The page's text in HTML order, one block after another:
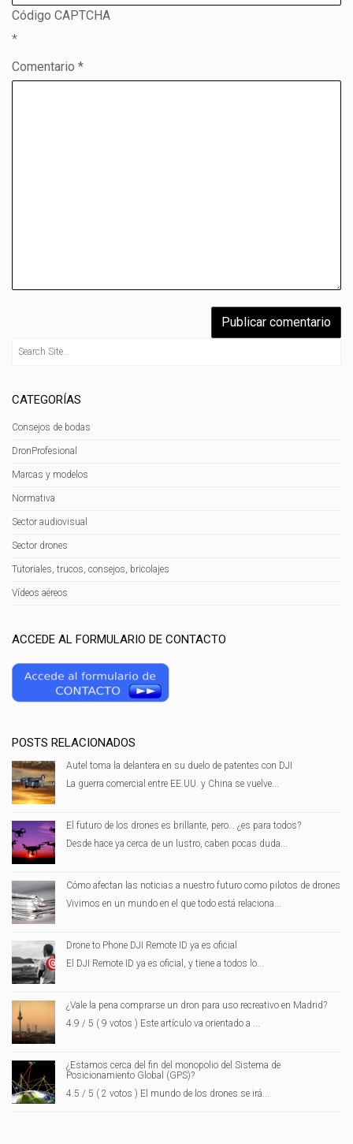
Código CAPTCHA
*
Comentario *
CATEGORÍAS
Consejos de bodas
DronProfesional
Marcas y modelos
Normativa
Sector audiovisual
Sector drones
Tutoriales, trucos, consejos, bricolajes
Vídeos aéreos
ACCEDE AL FORMULARIO DE CONTACTO
POSTS RELACIONADOS
Autel toma la delantera en su duelo de patentes con DJI
La guerra comercial entre EE.UU. y China se vuelve...
El futuro de los drones es brillante, pero… ¿es para todos?
Desde hace ya cerca de un lustro, caben pocas duda...
Cómo afectan las noticias a nuestro futuro como pilotos de drones
Vivimos en un mundo en el que todo está relaciona...
Drone to Phone DJI Remote ID ya es oficial
El DJI Remote ID ya es oficial, y tiene a todos lo...
¿Vale la pena comprarse un dron para uso recreativo en Madrid?
4.9 / 5 ( 9 votos ) Este artículo va orientado a ...
¿Estamos cerca del fin del monopolio del Sistema de
Posicionamiento Global (GPS)?
4.5 / 5 ( 2 votos ) El mundo de los drones se irá...